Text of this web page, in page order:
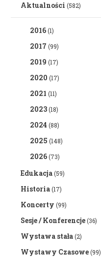
Aktualności (582)
2016(1)
2017 (99)
2019 (17)
2020 (17)
2021 (11)
2023(18)
2024 (88)
2025 (148)
2026(73)
Edukacja(59)
Historia(17)
Koncerty (99)
Sesje / Konferencje(36)
Wystawa stała(2)
Wystawy Czasowe(99)